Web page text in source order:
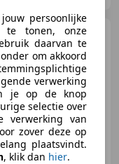
Twingo
1.2
43 kW (58 PK)
persoonlijke
te tonen, onze
daarvan te
om akkoord
verwerking
je op de knop
selectie over
van
zover deze op
plaatsvindt.
, klik dan hier.